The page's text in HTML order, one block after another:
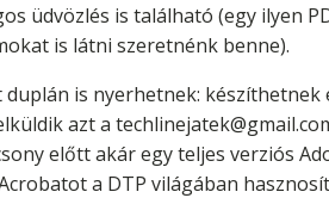
üdvözlés is található (egy ilyen
is látni szeretnénk benne).
is nyerhetnek:
azt a
előtt akár egy teljes verziós
a DTP világában